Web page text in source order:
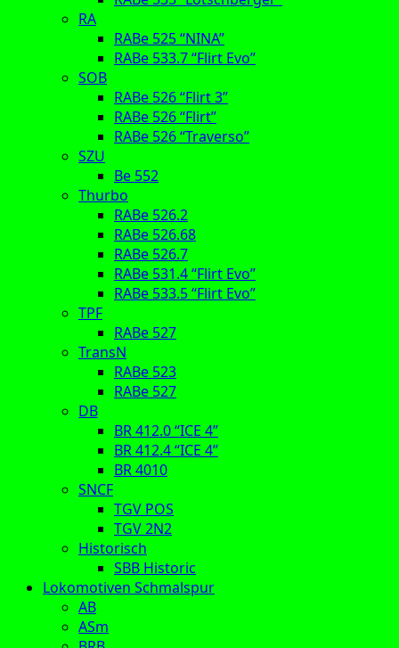
RA
RABe 525 “NINA”
RABe 533.7 “Flirt Evo”
SOB
RABe 526 “Flirt 3”
RABe 526 “Flirt”
RABe 526 “Traverso”
SZU
Be 552
Thurbo
RABe 526.2
RABe 526.68
RABe 526.7
RABe 531.4 “Flirt Evo”
RABe 533.5 “Flirt Evo”
TPF
RABe 527
TransN
RABe 523
RABe 527
DB
BR 412.0 “ICE 4”
BR 412.4 “ICE 4”
BR 4010
SNCF
TGV POS
TGV 2N2
Historisch
SBB Historic
Lokomotiven Schmalspur
AB
ASm